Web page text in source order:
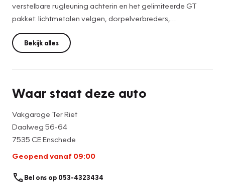
verstelbare rugleuning achterin en het gelimiteerde GT
pakket: lichtmetalen velgen, dorpelverbreders,
achterspoiler en wielkastverbreders doorlopend op de
bumpers.
Bekijk alles
Waar staat deze auto
Vakgarage Ter Riet
Daalweg 56-64
7535 CE Enschede
Geopend vanaf 09:00
Bel ons op 053-4323434